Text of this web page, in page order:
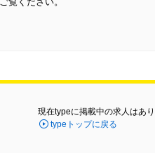
現在typeに掲載中の求人はあり
typeトップに戻る